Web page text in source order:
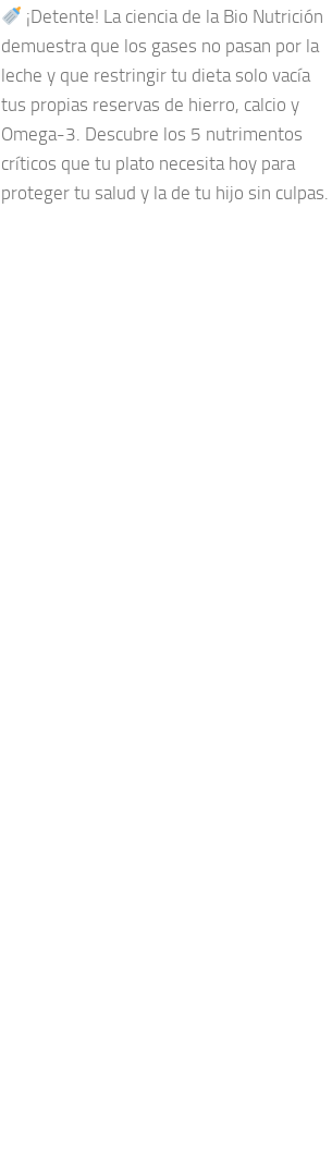
¡Detente! La ciencia de la Bio Nutrición
demuestra que los gases no pasan por la
leche y que restringir tu dieta solo vacía
tus propias reservas de hierro, calcio y
Omega-3. Descubre los 5 nutrimentos
críticos que tu plato necesita hoy para
proteger tu salud y la de tu hijo sin culpas.